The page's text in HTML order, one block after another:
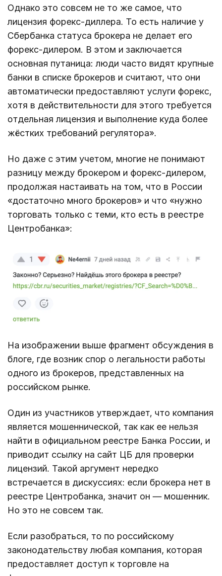
Однако это совсем не то же самое, что
лицензия форекс-диллера. То есть наличие у
Сбербанка статуса брокера не делает его
форекс-дилером. В этом и заключается
основная путаница: люди часто видят крупные
банки в списке брокеров и считают, что они
автоматически предоставляют услуги форекс,
хотя в действительности для этого требуется
отдельная лицензия и выполнение куда более
жёстких требований регулятора».
Но даже с этим учетом, многие не понимают
разницу между брокером и форекс-дилером,
продолжая настаивать на том, что в России
«достаточно много брокеров» и что «нужно
торговать только с теми, кто есть в реестре
Центробанка»:
На изображении выше фрагмент обсуждения в
блоге, где возник спор о легальности работы
одного из брокеров, представленных на
российском рынке.
Один из участников утверждает, что компания
является мошеннической, так как ее нельзя
найти в официальном реестре Банка России, и
приводит ссылку на сайт ЦБ для проверки
лицензий. Такой аргумент нередко
встречается в дискуссиях: если брокера нет в
реестре Центробанка, значит он — мошенник.
Но это не совсем так.
Если разобраться, то по российскому
законодательству любая компания, которая
предоставляет доступ к торговле на